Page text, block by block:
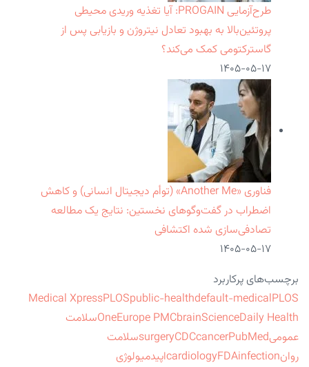
طرح‌آزمایی PROGAIN: آیا تغذیه وریدی محیطی
پروتئین‌بالا به بهبود تعادل نیتروژن و بازیابی پس از
گاسترکتومی کمک می‌کند؟
۱۴۰۵-۰۵-۱۷
فناوری «Another Me» (توأم دیجیتال انسانی) و کاهش
اضطراب در گفت‌وگوهای نخستین: نتایج یک مطالعه
تصادفی‌سازی شده اکتشافی
۱۴۰۵-۰۵-۱۷
برچسب‌های پرکاربرد
Medical XpressPLOSpublic-healthdefault-medicalPLOS
OneEurope PMCbrainScienceDaily Health
سلامت
عمومی
surgeryCDCcancerPubMed
سلامت
روان
cardiologyFDAinfection
اپیدمیولوژی